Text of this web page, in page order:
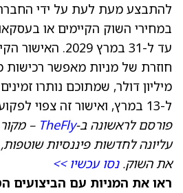
להתבצע מעת לעת על ידי
במחירי השוק הקיימים או
עד ל-31 במרץ
ל-13 במרץ, ואישור זה צפוי לפקוע ב-6 בנובמבר.
פורסם לראשונה ב-TheFly
–
עליונה לחדשות פיננסיות
את השוק.נסו עכשיו >>
ראו את המניות עם הביצועים